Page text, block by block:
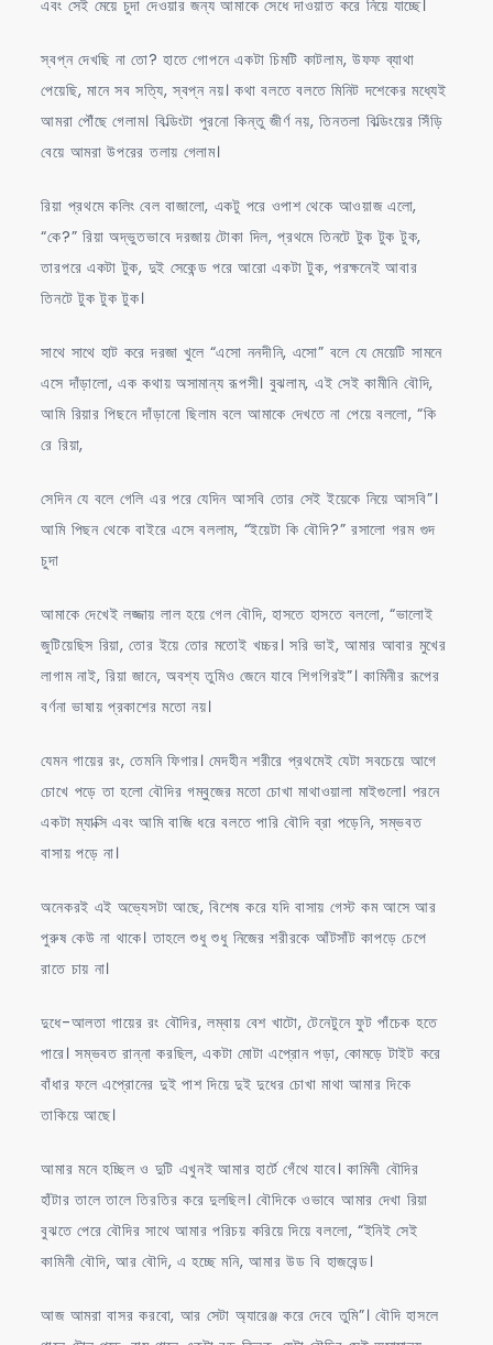
এবং সেই মেয়ে চুদা দেওয়ার জন্য আমাকে সেধে দাওয়াত করে নিয়ে যাচ্ছে।
স্বপ্ন দেখছি না তো? হাতে গোপনে একটা চিমটি কাটলাম, উফফ ব্যাথা
পেয়েছি, মানে সব সত্যি, স্বপ্ন নয়। কথা বলতে বলতে মিনিট দশেকের মধ্যেই
আমরা পৌঁছে গেলাম। বিল্ডিংটা পুরনো কিন্তু জীর্ণ নয়, তিনতলা বিল্ডিংয়ের সিঁড়ি
বেয়ে আমরা উপরের তলায় গেলাম।
রিয়া প্রথমে কলিং বেল বাজালো, একটু পরে ওপাশ থেকে আওয়াজ এলো,
“কে?” রিয়া অদ্ভুতভাবে দরজায় টোকা দিল, প্রথমে তিনটে টুক টুক টুক,
তারপরে একটা টুক, দুই সেকেন্ড পরে আরো একটা টুক, পরক্ষনেই আবার
তিনটে টুক টুক টুক।
সাথে সাথে হাট করে দরজা খুলে “এসো ননদীনি, এসো” বলে যে মেয়েটি সামনে
এসে দাঁড়ালো, এক কথায় অসামান্য রূপসী। বুঝলাম, এই সেই কামীনি বৌদি,
আমি রিয়ার পিছনে দাঁড়ানো ছিলাম বলে আমাকে দেখতে না পেয়ে বললো, “কি
রে রিয়া,
সেদিন যে বলে গেলি এর পরে যেদিন আসবি তোর সেই ইয়েকে নিয়ে আসবি”।
আমি পিছন থেকে বাইরে এসে বললাম, “ইয়েটা কি বৌদি?” রসালো গরম গুদ
চুদা
আমাকে দেখেই লজ্জায় লাল হয়ে গেল বৌদি, হাসতে হাসতে বললো, “ভালোই
জুটিয়েছিস রিয়া, তোর ইয়ে তোর মতোই খচ্চর। সরি ভাই, আমার আবার মুখের
লাগাম নাই, রিয়া জানে, অবশ্য তুমিও জেনে যাবে শিগগিরই”। কামিনীর রূপের
বর্ণনা ভাষায় প্রকাশের মতো নয়।
যেমন গায়ের রং, তেমনি ফিগার। মেদহীন শরীরে প্রথমেই যেটা সবচেয়ে আগে
চোখে পড়ে তা হলো বৌদির গম্বুজের মতো চোখা মাথাওয়ালা মাইগুলো। পরনে
একটা ম্যাক্সি এবং আমি বাজি ধরে বলতে পারি বৌদি ব্রা পড়েনি, সম্ভবত
বাসায় পড়ে না।
অনেকরই এই অভ্যেসটা আছে, বিশেষ করে যদি বাসায় গেস্ট কম আসে আর
পুরুষ কেউ না থাকে। তাহলে শুধু শুধু নিজের শরীরকে আঁটসাঁট কাপড়ে চেপে
রাতে চায় না।
দুধে-আলতা গায়ের রং বৌদির, লম্বায় বেশ খাটো, টেনেটুনে ফুট পাঁচেক হতে
পারে। সম্ভবত রান্না করছিল, একটা মোটা এপ্রোন পড়া, কোমড়ে টাইট করে
বাঁধার ফলে এপ্রোনের দুই পাশ দিয়ে দুই দুধের চোখা মাথা আমার দিকে
তাকিয়ে আছে।
আমার মনে হচ্ছিল ও দুটি এখুনই আমার হার্টে গেঁথে যাবে। কামিনী বৌদির
হাঁটার তালে তালে তিরতির করে দুলছিল। বৌদিকে ওভাবে আমার দেখা রিয়া
বুঝতে পেরে বৌদির সাথে আমার পরিচয় করিয়ে দিয়ে বললো, “ইনিই সেই
কামিনী বৌদি, আর বৌদি, এ হচ্ছে মনি, আমার উড বি হাজবেন্ড।
আজ আমরা বাসর করবো, আর সেটা অ্যারেঞ্জ করে দেবে তুমি”। বৌদি হাসলে